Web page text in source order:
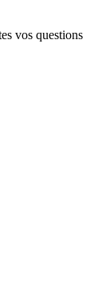
vos questions